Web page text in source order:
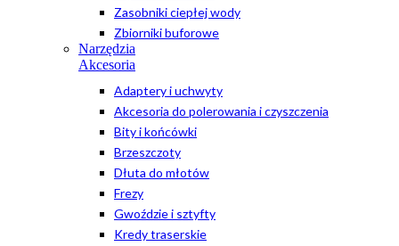
Zasobniki ciepłej wody
Zbiorniki buforowe
Narzędzia
Akcesoria
Adaptery i uchwyty
Akcesoria do polerowania i czyszczenia
Bity i końcówki
Brzeszczoty
Dłuta do młotów
Frezy
Gwoździe i sztyfty
Kredy traserskie